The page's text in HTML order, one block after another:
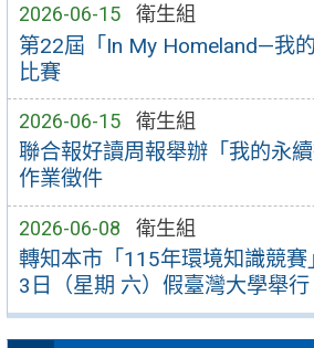
2026-06-15 衛生組
第22屆「In My Homeland—我
比賽
2026-06-15 衛生組
聯合報好讀周報舉辦「我的永
作業徵件
2026-06-08 衛生組
轉知本市「115年環境知識競賽
3日（星期 六）假臺灣大學舉行